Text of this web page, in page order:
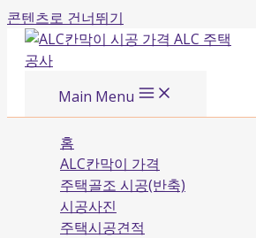
콘텐츠로 건너뛰기
Main Menu
홈
ALC칸막이 가격
주택골조 시공(반축)
시공사진
주택시공견적